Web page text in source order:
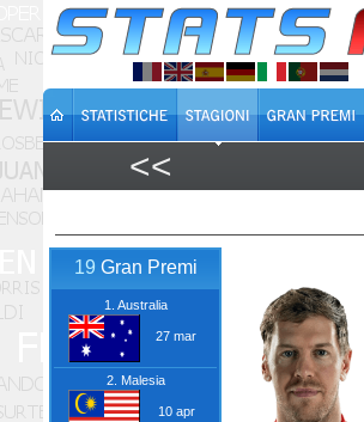
<<
19 Gran Premi
1. Australia
27 mar
2. Malesia
10 apr